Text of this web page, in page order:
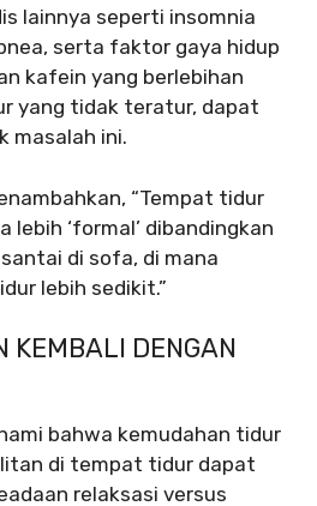
lainnya seperti insomnia
serta faktor gaya hidup
kafein yang berlebihan
yang tidak teratur, dapat
masalah ini.
“Tempat tidur
lebih ‘formal’ dibandingkan
di sofa, di mana
lebih sedikit.”
KEMBALI DENGAN
bahwa kemudahan tidur
di tempat tidur dapat
relaksasi versus